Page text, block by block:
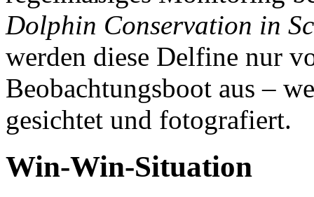
Dolphin Conservation in
werden diese Delfine nur
Beobachtungsboot aus –
gesichtet und fotografiert.
Win-Win-Situation